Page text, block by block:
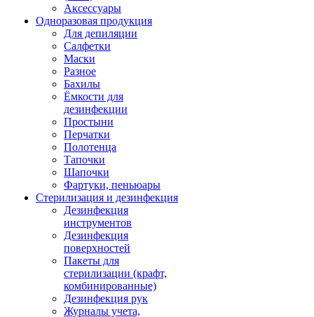
Аксессуары
Одноразовая продукция
Для депиляции
Салфетки
Маски
Разное
Бахилы
Ёмкости для
дезинфекции
Простыни
Перчатки
Полотенца
Тапочки
Шапочки
Фартуки, пеньюары
Стерилизация и дезинфекция
Дезинфекция
инструментов
Дезинфекция
поверхностей
Пакеты для
стерилизации (крафт,
комбинированные)
Дезинфекция рук
Журналы учета,